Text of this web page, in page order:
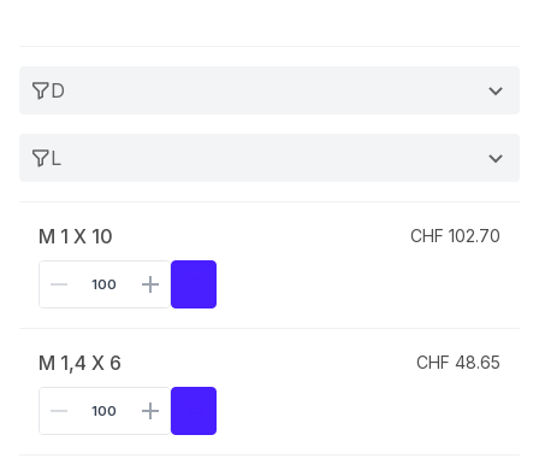
D
L
M 1 X 10 CHF 102.70
M 1,4 X 6 CHF 48.65